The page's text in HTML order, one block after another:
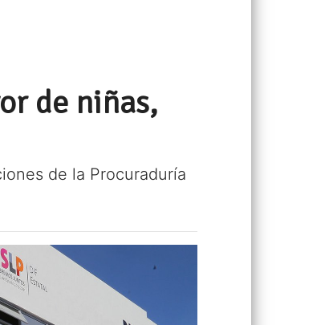
de niñas,
de la Procuraduría